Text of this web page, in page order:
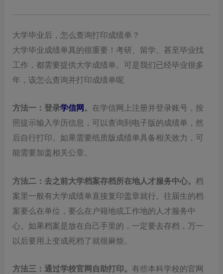
大学毕业后，怎么查询打印成绩单？
大学毕业成绩单真的很重要！考研、留学、甚至毕业找
工作，都需要提供大学成绩单。可是我们已经毕业很多
年，该怎么查询并打印成绩单呢
方法一：登录学信网 。 在学信网上注册并登录账号，按
照提示输入学历信息，可以查询到电子版的成绩单，然
后自行打印。如果需要纸质版成绩单具备相关效力，可
能需要加盖相关公章。
方法二 ：去之前大学档案存档所在地人才服务中心。档
案里一般有大学成绩单直接复印盖章就行。往届生的档
案要么在单位，要么在户籍地或工作地的人才服务中
心。如果档案是放在自己手里的，一定要去存档，万一
以后要用上变成死档了就很麻烦。
方法三 ：通过学校官网自助打印。 有些本科学校的官网